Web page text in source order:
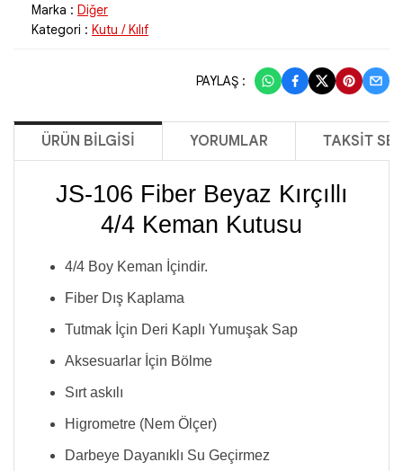
Marka : Diğer
Kategori : Kutu / Kılıf
PAYLAŞ :
ÜRÜN BILGISI YORUMLAR TAKSIT
JS-106 Fiber Beyaz Kırçıllı
4/4 Keman Kutusu
4/4 Boy Keman İçindir.
Fiber Dış Kaplama
Tutmak İçin Deri Kaplı Yumuşak Sap
Aksesuarlar İçin Bölme
Sırt askılı
Higrometre (Nem Ölçer)
Darbeye Dayanıklı Su Geçirmez